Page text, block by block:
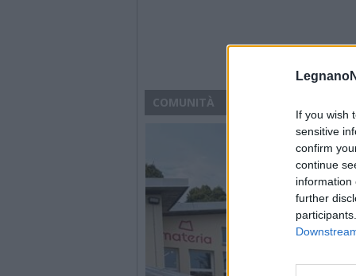
If you wish
sensitive
confirm
continue
information
further
COMUNITÀ